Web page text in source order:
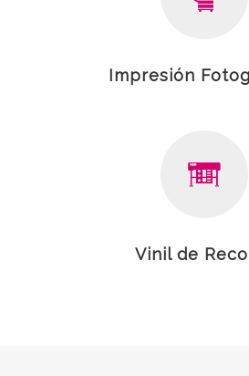
Impresión
Vinil de